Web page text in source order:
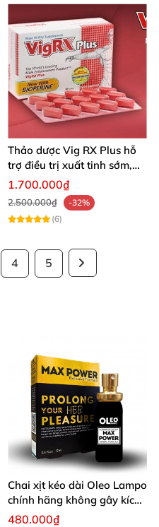
Thảo dược Vig RX Plus hỗ
trợ điều trị xuất tinh sớm,
tăng cường sinh lý nam
1.700.000₫
2.500.000₫
-32%
(6)
4 5
Chai xịt kéo dài Oleo Lampo
chính hãng không gây kích
ứng da
480.000₫